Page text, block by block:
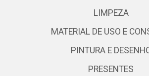
LIMPEZA
MATERIAL DE USO E
PINTURA E
PRESENTES